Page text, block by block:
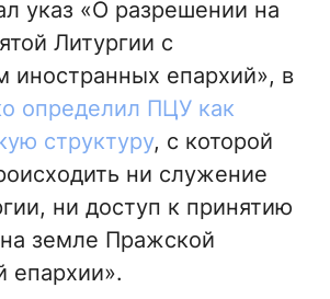
указ «О разрешении на
Литургии с
иностранных епархий», в
определил ПЦУ как
структуру, с которой
ни служение
ни доступ к принятию
земле Пражской
епархии».